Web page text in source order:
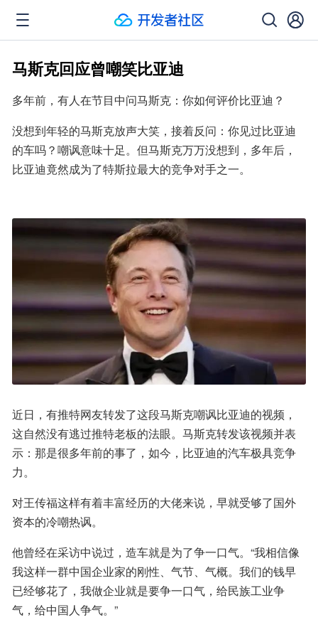
马斯克回应曾嘲笑比亚迪
多年前，有人在节目中问马斯克：你如何评价比亚迪？
没想到年轻的马斯克放声大笑，接着反问：你见过比亚迪
的车吗？嘲讽意味十足。但马斯克万万没想到，多年后，
比亚迪竟然成为了特斯拉最大的竞争对手之一。
近日，有推特网友转发了这段马斯克嘲讽比亚迪的视频，
这自然没有逃过推特老板的法眼。马斯克转发该视频并表
示：那是很多年前的事了，如今，比亚迪的汽车极具竞争
力。
对王传福这样有着丰富经历的大佬来说，早就受够了国外
资本的冷嘲热讽。
他曾经在采访中说过，造车就是为了争一口气。“我相信像
我这样一群中国企业家的刚性、气节、气概。我们的钱早
已经够花了，我做企业就是要争一口气，给民族工业争
气，给中国人争气。”